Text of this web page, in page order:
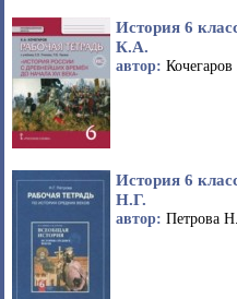
История 6
К.А.
автор:
История 6
Н.Г.
автор: Петрова